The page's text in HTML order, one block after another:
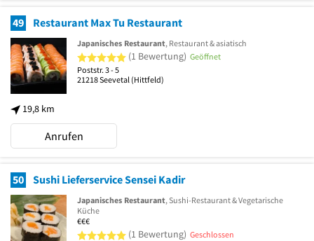
49 Restaurant Max Tu Restaurant
19,8 km
Japanisches Restaurant, Restaurant & asiatisch
5 von 5 Sternen
(1 Bewertung) Geöffnet
Poststr. 3 - 5
21218Seevetal (Hittfeld)
Anrufen
50 Sushi Lieferservice Sensei Kadir
Japanisches Restaurant, Sushi-Restaurant & Vegetarische
Küche
€€€
5 von 5 Sternen
(1 Bewertung) Geschlossen